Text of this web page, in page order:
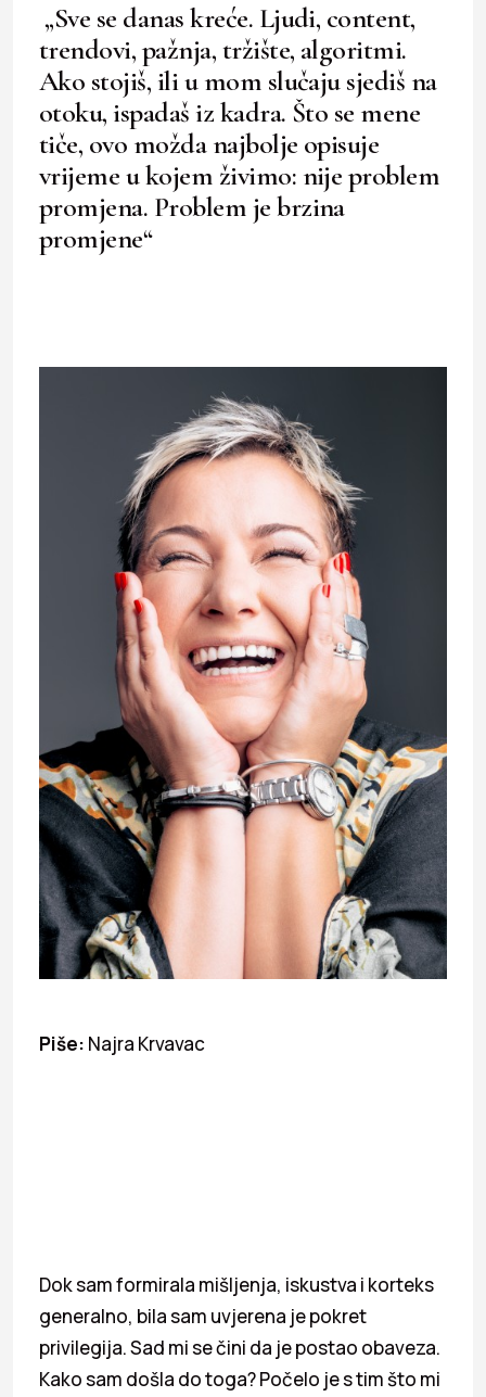
„Sve se danas kreće. Ljudi, content,
trendovi, pažnja, tržište, algoritmi.
Ako stojiš, ili u mom slučaju sjediš na
otoku, ispadaš iz kadra. Što se mene
tiče, ovo možda najbolje opisuje
vrijeme u kojem živimo: nije problem
promjena. Problem je brzina
promjene“
Piše: Najra Krvavac
Dok sam formirala mišljenja, iskustva i korteks
generalno, bila sam uvjerena je pokret
privilegija. Sad mi se čini da je postao obaveza.
Kako sam došla do toga? Počelo je s tim što mi